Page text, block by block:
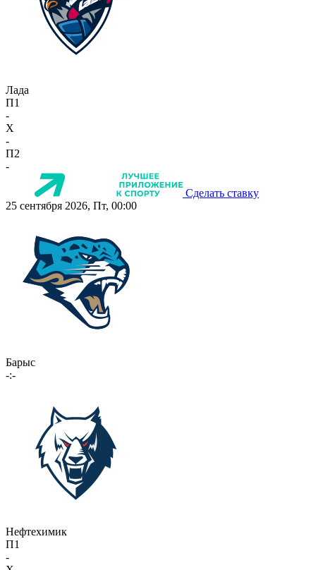
Лада
П1
-
X
-
П2
-
Сделать ставку
25 сентября 2026, Пт, 00:00
Барыс
-:-
Нефтехимик
П1
-